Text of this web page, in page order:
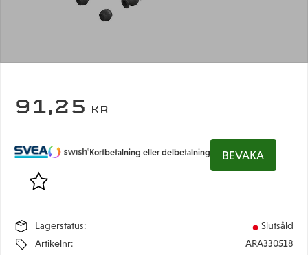
91,25 KR
Lägg till i favoriter
Kortbetalning eller delbetalning BEVAKA
Lagerstatus
Slutsåld
Artikelnr
ARA330518